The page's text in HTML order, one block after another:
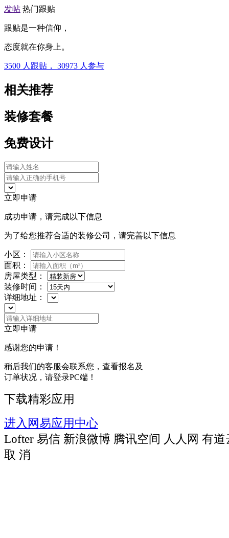
发帖 热门跟贴
跟贴是一种信仰，
态度就在你身上。
3500 人跟贴， 30973 人参与
相关推荐
装修套餐
免费设计
立即申请
成功申请，请完成以下信息
为了给您推荐合适的装修公司，请完善以下信息
小区：
面积：
房屋类型：
装修时间：
详细地址：
立即申请
感谢您的申请！
稍后我们的客服会联系您，查看报名及
订单状况，请登录PC端！
下载精彩应用
进入网易应用中心
Lofter 易信 新浪微博 腾讯空间 人人网 有道
取 消